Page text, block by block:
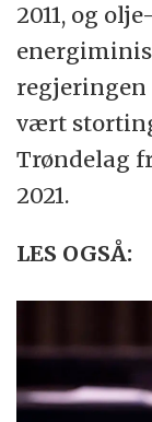
2011, og
regjeringen
vært
Trøndelag
2021.
LES OGSÅ: